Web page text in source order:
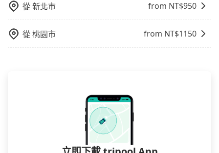
從新北市 from NT$950
從桃園市 from NT$1150